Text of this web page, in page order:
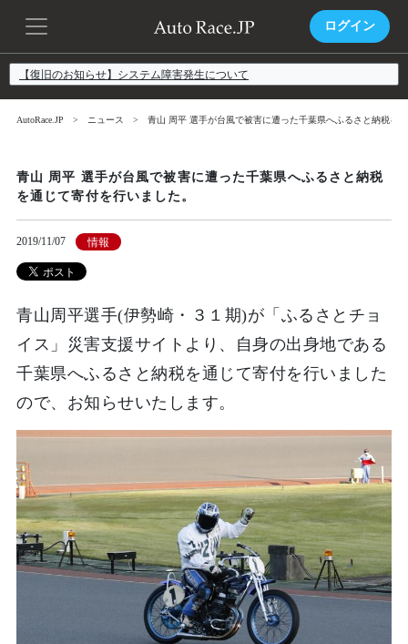
ログイン
【復旧のお知らせ】システム障害発生について
AutoRace.JP ニュース 青山 周平 選手が台風で被害に遭った千葉県へふるさと納税を
青山 周平 選手が台風で被害に遭った千葉県へふるさと納税
を通じて寄付を行いました。
2019/11/07 情報
青山周平選手(伊勢崎・３１期)が「ふるさとチョ
イス」災害支援サイトより、自身の出身地である
千葉県へふるさと納税を通じて寄付を行いました
ので、お知らせいたします。